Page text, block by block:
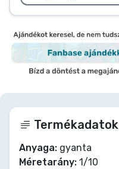
Termékadatok
Anyaga: gyanta
Méretarány: 1/10